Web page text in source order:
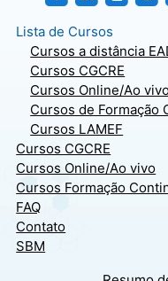
Lista de Cursos
Cursos a distância
Cursos CGCRE
Cursos Online/Ao
Cursos de Formação
Cursos LAMEF
Cursos CGCRE
Cursos Online/Ao vivo
Cursos Formação
FAQ
Contato
SBM